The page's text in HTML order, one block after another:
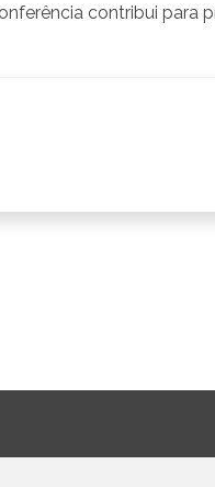
contribui para